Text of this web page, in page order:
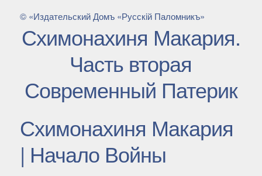
© «Издательский Домъ «Русскiй Паломникъ»
Схимонахиня Макария.
Часть вторая
Современный Патерик
Схимонахиня Макария
| Начало Войны